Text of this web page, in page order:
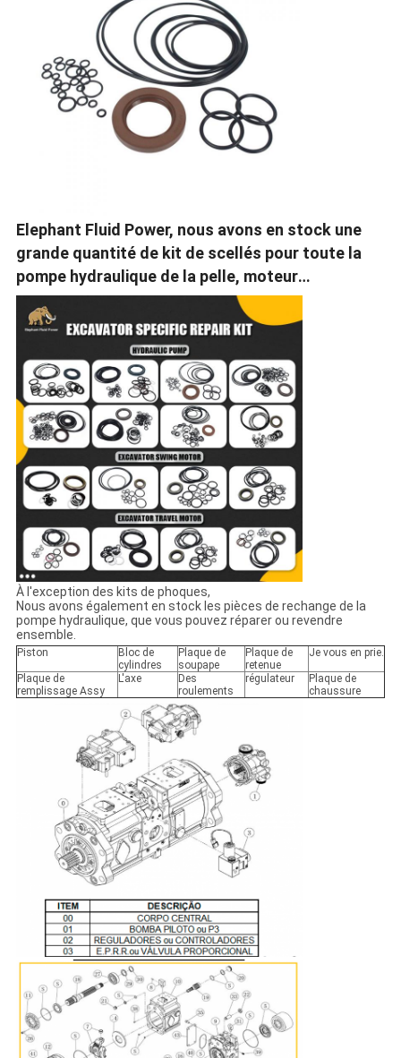
Elephant Fluid Power, nous avons en stock une
grande quantité de kit de scellés pour toute la
pompe hydraulique de la pelle, moteur
d'oscillation, moteur de voyage.
À l'exception des kits de phoques,
Nous avons également en stock les pièces de rechange de la
pompe hydraulique, que vous pouvez réparer ou revendre
ensemble.
Piston
Bloc de
cylindres
Plaque de
soupape
Plaque de
retenue
Je vous en prie.
Plaque de
remplissage Assy
L'axe
Des
roulements
régulateur
Plaque de
chaussure